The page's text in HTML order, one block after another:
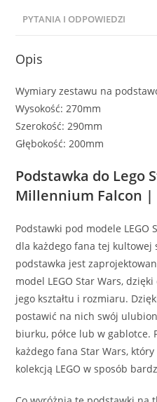
PYTANIA I ODPOWIEDZI
Opis
Wymiary zestawu na
Wysokość: 270mm
Szerokość: 290mm
Głębokość: 200mm
Podstawka do Lego
Millennium Falcon |
Podstawki pod modele
dla każdego fana tej kultowej
podstawka jest
model LEGO Star Wars,
jego kształtu i rozmiaru.
postawić na nich swój
biurku, półce lub w gablotce.
każdego fana Star Wars,
kolekcją LEGO w sposób